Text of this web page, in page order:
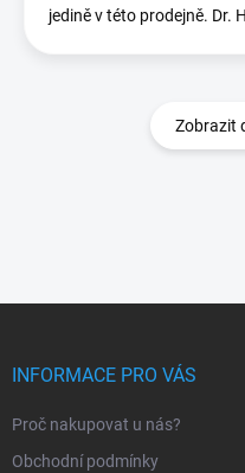
jedině v této prodejně. Dr.
Zobrazit
INFORMACE PRO VÁS
Proč nakupovat u nás?
Obchodní podmínky